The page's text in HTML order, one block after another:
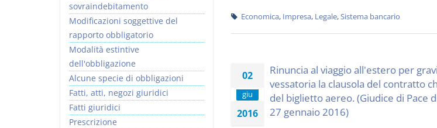
Economica, Impresa, Legale,Sistema bancario
02
giu
2016
Rinuncia al viaggio all'estero per
vessatoria la clausola del contratto
del biglietto aereo. (Giudice di Pace
27 gennaio 2016)
sovraindebitamento
Modificazioni soggettive del
rapporto obbligatorio
Modalità estintive
dell'obbligazione
Alcune specie di obbligazioni
Fatti, atti, negozi giuridici
Fatti giuridici
Prescrizione